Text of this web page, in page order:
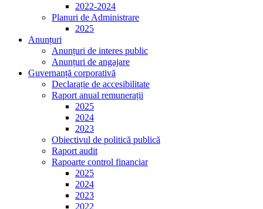
2022-2024
Planuri de Administrare
2025
Anunțuri
Anunțuri de interes public
Anunțuri de angajare
Guvernanță corporativă
Declarație de accesibilitate
Raport anual remunerații
2025
2024
2023
Obiectivul de politică publică
Raport audit
Rapoarte control financiar
2025
2024
2023
2022